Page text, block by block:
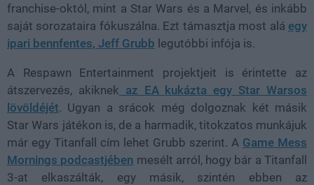
franchise-októl, mint a Star Wars és a Marvel, és inkább
saját sorozataira fókuszálna. Ezt támasztja most alá egy
ipari bennfentes, Jeff Grubb legutóbbi infója is.
A Respawn Entertainment projektjeit is érintette az
átszervezés, akiknek az EA kukázta egy Star Warsos
lövöldéjét. Ugyan a srácok még dolgoznak két másik
Star Wars játékon is, de a harmadik, titokzatos munkájuk
már egy Titanfall cím lehet Grubb szerint. A Game Mess
Mornings podcastjében mesélt arról, hogy bár a Titanfall
3-at elkaszálták, egy másik, szintén ebben az